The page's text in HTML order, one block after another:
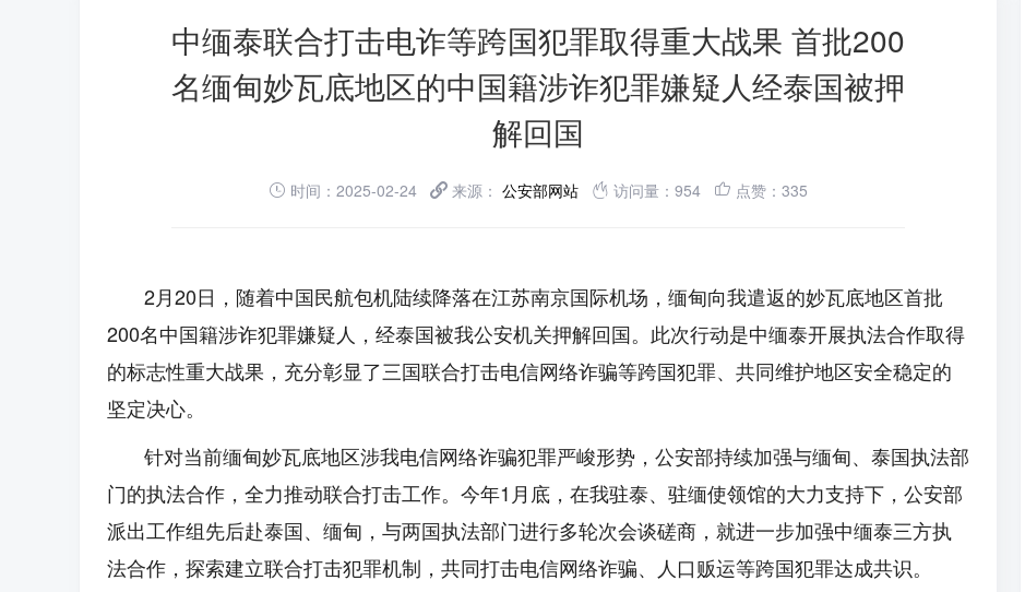
中缅泰联合打击电诈等跨国犯罪取得重大战果 首批200
名缅甸妙瓦底地区的中国籍涉诈犯罪嫌疑人经泰国被押
解回国
时间：2025-02-24 来源： 公安部网站 访问量：954 点赞：335
2月20日，随着中国民航包机陆续降落在江苏南京国际机场，缅甸向我遣返的妙瓦底地区首批
200名中国籍涉诈犯罪嫌疑人，经泰国被我公安机关押解回国。此次行动是中缅泰开展执法合作取得
的标志性重大战果，充分彰显了三国联合打击电信网络诈骗等跨国犯罪、共同维护地区安全稳定的
坚定决心。
针对当前缅甸妙瓦底地区涉我电信网络诈骗犯罪严峻形势，公安部持续加强与缅甸、泰国执法部
门的执法合作，全力推动联合打击工作。今年1月底，在我驻泰、驻缅使领馆的大力支持下，公安部
派出工作组先后赴泰国、缅甸，与两国执法部门进行多轮次会谈磋商，就进一步加强中缅泰三方执
法合作，探索建立联合打击犯罪机制，共同打击电信网络诈骗、人口贩运等跨国犯罪达成共识。